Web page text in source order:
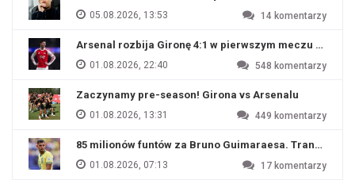
05.08.2026, 13:53 14 komentarzy
Arsenal rozbija Gironę 4:1 w pierwszym meczu
01.08.2026, 22:40 548 komentarzy
Zaczynamy pre-season! Girona vs Arsenalu
01.08.2026, 13:31 449 komentarzy
85 milionów funtów za Bruno Guimaraesa. Transfer
01.08.2026, 07:13 17 komentarzy